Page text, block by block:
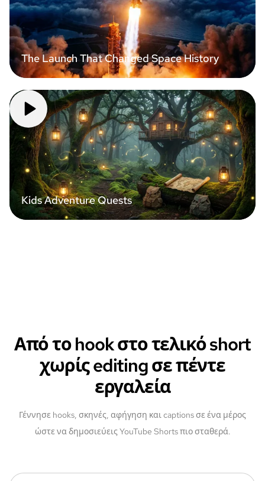
The Launch That Changed Space History
Kids Adventure Quests
Από το hook στο τελικό short
χωρίς editing σε πέντε
εργαλεία
Γέννησε hooks, σκηνές, αφήγηση και captions σε ένα μέρος
ώστε να δημοσιεύεις YouTube Shorts πιο σταθερά.